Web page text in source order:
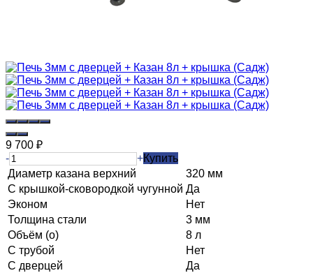
9 700 ₽
-
+Купить
Диаметр казана верхний
320 мм
С крышкой-сковородкой чугунной Да
Эконом
Нет
Толщина стали
3 мм
Объём (о)
8 л
С трубой
Нет
С дверцей
Да